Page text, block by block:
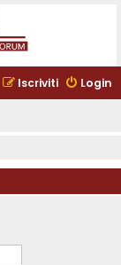
Login
Iscriviti